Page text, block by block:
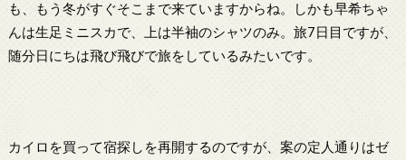
も、もう冬がすぐそこまで来ていますからね。しかも早希ちゃ
んは生足ミニスカで、上は半袖のシャツのみ。旅7日目ですが、
随分日にちは飛び飛びで旅をしているみたいです。
カイロを買って宿探しを再開するのですが、案の定人通りはゼ